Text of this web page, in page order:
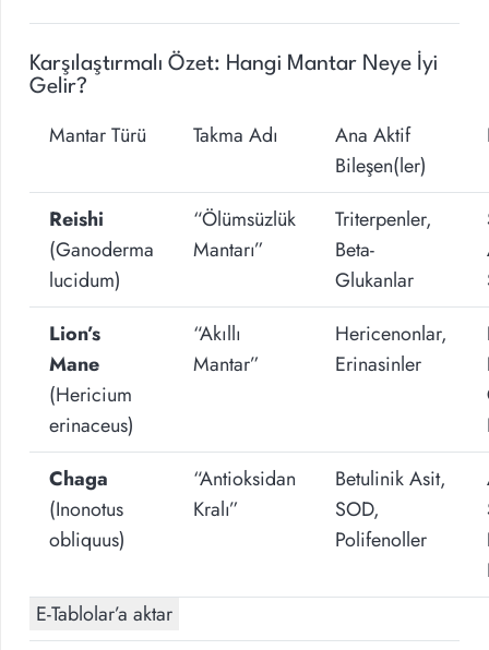
Karşılaştırmalı Özet: Hangi Mantar Neye İyi
Gelir?
Mantar Türü Takma Adı
Ana Aktif
Bileşen(ler)
Reishi
(Ganoderma
lucidum)
“Ölümsüzlük
Mantarı”
Triterpenler,
Beta-
Glukanlar
Lion’s
Mane
(Hericium
erinaceus)
“Akıllı
Mantar”
Hericenonlar,
Erinasinler
Chaga
(Inonotus
obliquus)
“Antioksidan
Kralı”
Betulinik Asit,
SOD,
Polifenoller
E-Tablolar’a aktar